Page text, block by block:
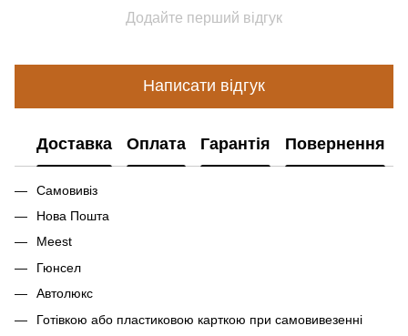
Додайте перший відгук
Написати відгук
Доставка Оплата Гарантія Повернення
Самовивіз
Нова Пошта
Meest
Гюнсел
Автолюкс
Готівкою або пластиковою карткою при самовивезенні